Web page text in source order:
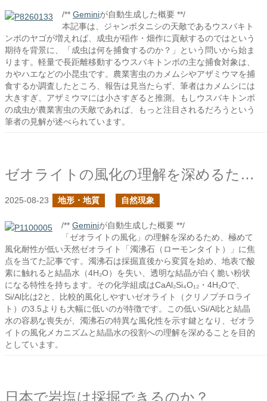
/** Geminiが自動生成した概要 **/
本記事は、ジャンボタニシの天敵であるウスバキト
ンボのヤゴが増えれば、成虫が稲作・畑作に貢献するのではという
期待を背景に、「成虫は何を捕食するのか？」という問いから始ま
ります。軽量で長距離移動するウスバキトンボの主な捕食対象は、
カやハエなどの小昆虫です。農業害虫のカメムシやアザミウマを捕
食するか調査したところ、報告は見当たらず、筆者はカメムシには
大きすぎ、アザミウマには小さすぎると推測。もしウスバキトンボ
の成虫が農業害虫の天敵であれば、もっと注目されるだろうという
筆者の見解が述べられています。
ゼオライトの風化の理解を深めるために濁沸石を見る
2025-08-23 地形・地質 自然現象
/** Geminiが自動生成した概要 **/
「ゼオライトの風化」の理解を深めるため、極めて
風化耐性が低い天然ゼオライト「濁沸石（ローモンタイト）」に焦
点を当てた記事です。濁沸石は採掘直後から変質を始め、地表で酸
素に触れると結晶水（4H₂O）を失い、透明な結晶が白く脆い粉状
になる特性を持ちます。その化学組成はCaAl₂Si₄O₁₂・4H₂Oで、
Si/Al比は2と、比較的風化しやすいゼオライト（クリノプチロライ
ト）の3.5よりも大幅に低いのが特徴です。この低いSi/Al比と結晶
水の容易な喪失が、濁沸石の特異な風化性を示す鍵となり、ゼオラ
イトの風化メカニズムと結晶水の役割への理解を深めることを目的
としています。
日本で岩塩は採掘できるのか？